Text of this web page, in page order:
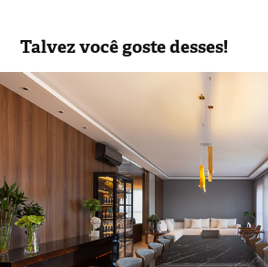
Talvez você goste desses!
Arq. Aliciana \ Ambientha |
Trianon